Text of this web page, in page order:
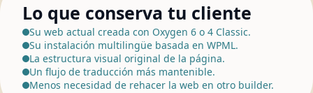
Lo que conserva tu cliente
Su web actual creada con Oxygen 6 o 4 Classic.
Su instalación multilingüe basada en WPML.
La estructura visual original de la página.
Un flujo de traducción más mantenible.
Menos necesidad de rehacer la web en otro builder.